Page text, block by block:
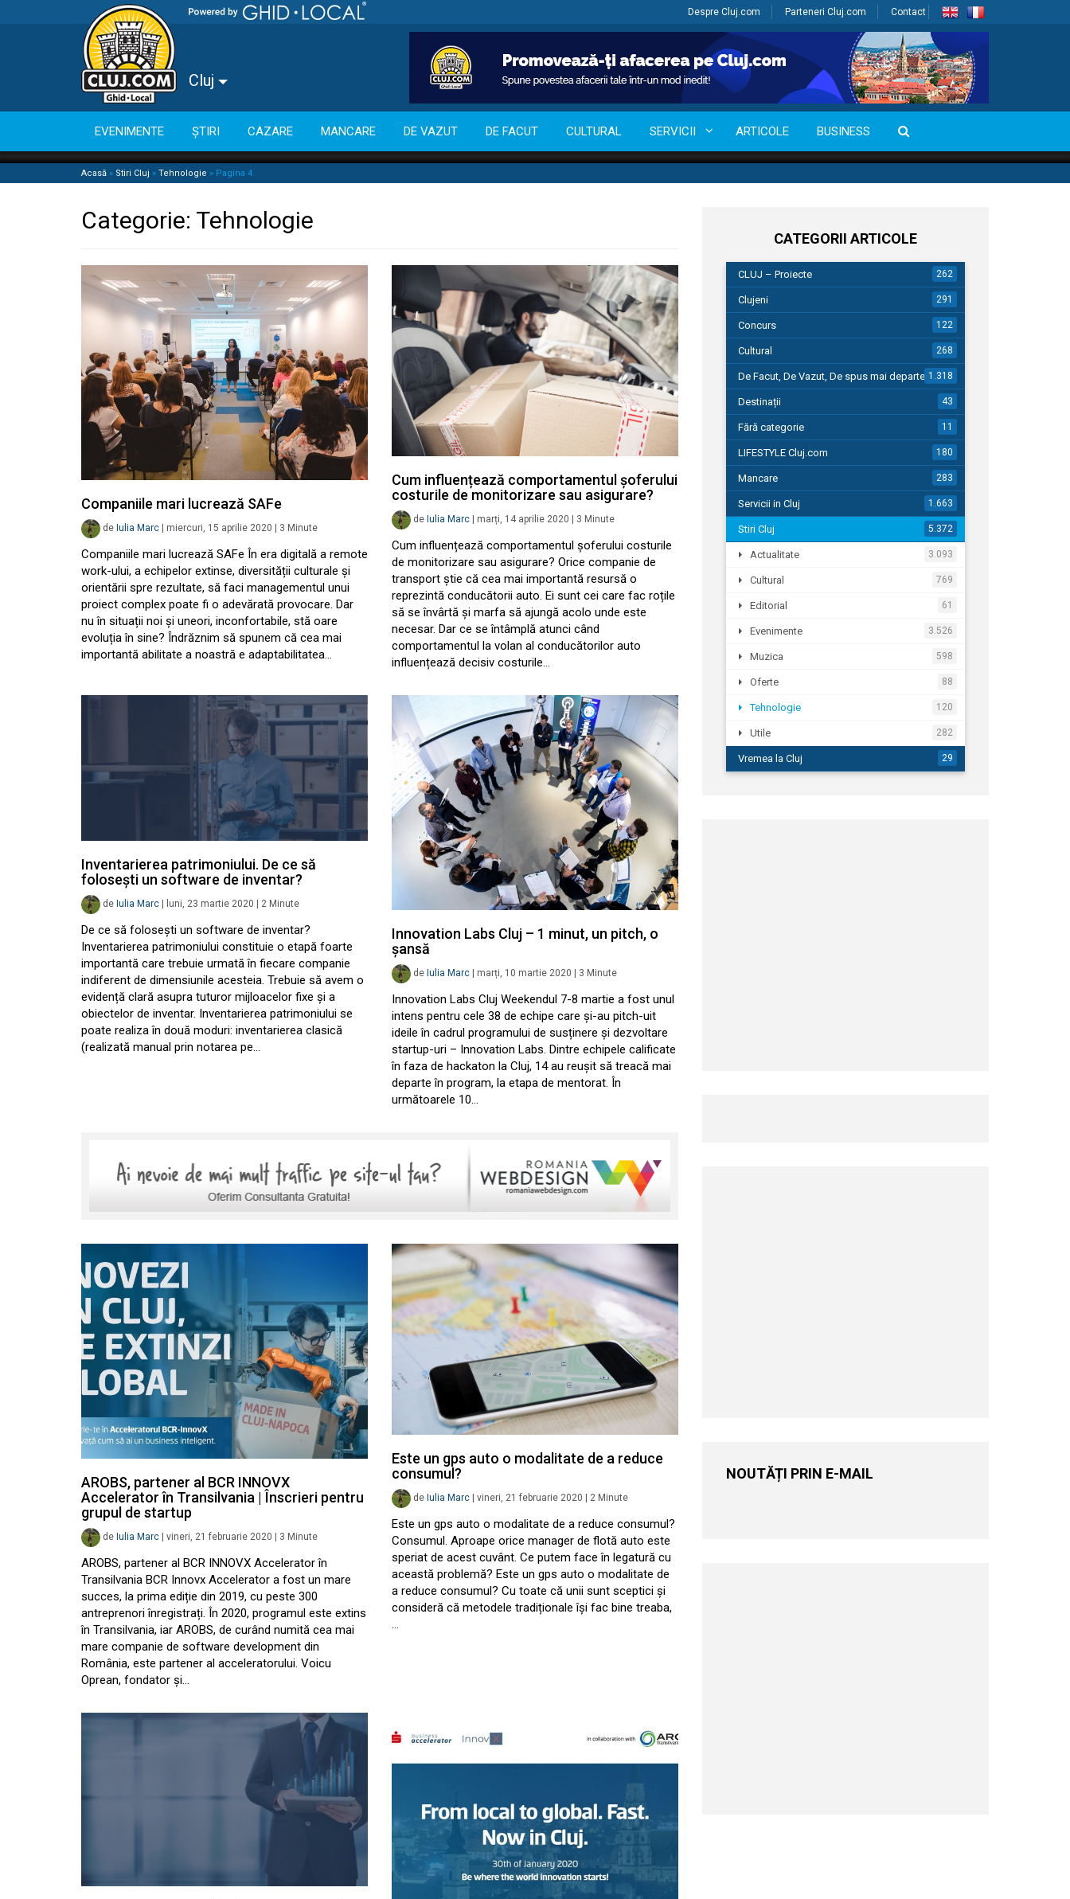
Despre Cluj.com Parteneri Cluj.com Contact
Cluj
EVENIMENTE ȘTIRI CAZARE MANCARE DE VAZUT DE FACUT CULTURAL SERVICII ARTICOLE BUSINESS
Acasă » Stiri Cluj » Tehnologie » Pagina 4
Categorie: Tehnologie
Companiile mari lucrează SAFe
de Iulia Marc miercuri, 15 aprilie 2020 3 Minute
Companiile mari lucrează SAFe În era digitală a remote
work-ului, a echipelor extinse, diversității culturale și
orientării spre rezultate, să faci managementul unui
proiect complex poate fi o adevărată provocare. Dar
nu în situații noi și uneori, inconfortabile, stă oare
evoluția în sine? Îndrăznim să spunem că cea mai
importantă abilitate a noastră e adaptabilitatea…
Cum influențează comportamentul șoferului
costurile de monitorizare sau asigurare?
de Iulia Marc marți, 14 aprilie 2020 3 Minute
Cum influențează comportamentul șoferului costurile
de monitorizare sau asigurare? Orice companie de
transport știe că cea mai importantă resursă o
reprezintă conducătorii auto. Ei sunt cei care fac roțile
să se învârtă și marfa să ajungă acolo unde este
necesar. Dar ce se întâmplă atunci când
comportamentul la volan al conducătorilor auto
influențează decisiv costurile…
Inventarierea patrimoniului. De ce să
folosești un software de inventar?
de Iulia Marc luni, 23 martie 2020 2 Minute
De ce să folosești un software de inventar?
Inventarierea patrimoniului constituie o etapă foarte
importantă care trebuie urmată în fiecare companie
indiferent de dimensiunile acesteia. Trebuie să avem o
evidență clară asupra tuturor mijloacelor fixe și a
obiectelor de inventar. Inventarierea patrimoniului se
poate realiza în două moduri: inventarierea clasică
(realizată manual prin notarea pe…
Innovation Labs Cluj – 1 minut, un pitch, o
șansă
de Iulia Marc marți, 10 martie 2020 3 Minute
Innovation Labs Cluj Weekendul 7-8 martie a fost unul
intens pentru cele 38 de echipe care și-au pitch-uit
ideile în cadrul programului de susținere și dezvoltare
startup-uri – Innovation Labs. Dintre echipele calificate
în faza de hackaton la Cluj, 14 au reușit să treacă mai
departe în program, la etapa de mentorat. În
următoarele 10…
AROBS, partener al BCR INNOVX
Accelerator în Transilvania | Înscrieri pentru
grupul de startup
de Iulia Marc vineri, 21 februarie 2020 3 Minute
AROBS, partener al BCR INNOVX Accelerator în
Transilvania BCR Innovx Accelerator a fost un mare
succes, la prima ediție din 2019, cu peste 300
antreprenori înregistrați. În 2020, programul este extins
în Transilvania, iar AROBS, de curând numită cea mai
mare companie de software development din
România, este partener al acceleratorului. Voicu
Oprean, fondator și…
Este un gps auto o modalitate de a reduce
consumul?
de Iulia Marc vineri, 21 februarie 2020 2 Minute
Este un gps auto o modalitate de a reduce consumul?
Consumul. Aproape orice manager de flotă auto este
speriat de acest cuvânt. Ce putem face în legatură cu
această problemă? Este un gps auto o modalitate de
a reduce consumul? Cu toate că unii sunt sceptici și
consideră că metodele tradiționale își fac bine treaba,
…
CATEGORII ARTICOLE
CLUJ – Proiecte 262
Clujeni 291
Concurs 122
Cultural 268
De Facut, De Vazut, De spus mai departe…1.318
Destinații 43
Fără categorie 11
LIFESTYLE Cluj.com 180
Mancare 283
Servicii in Cluj 1.663
Stiri Cluj 5.372
Actualitate 3.093
Cultural 769
Editorial 61
Evenimente 3.526
Muzica 598
Oferte 88
Tehnologie 120
Utile 282
Vremea la Cluj 29
NOUTĂȚI PRIN E-MAIL